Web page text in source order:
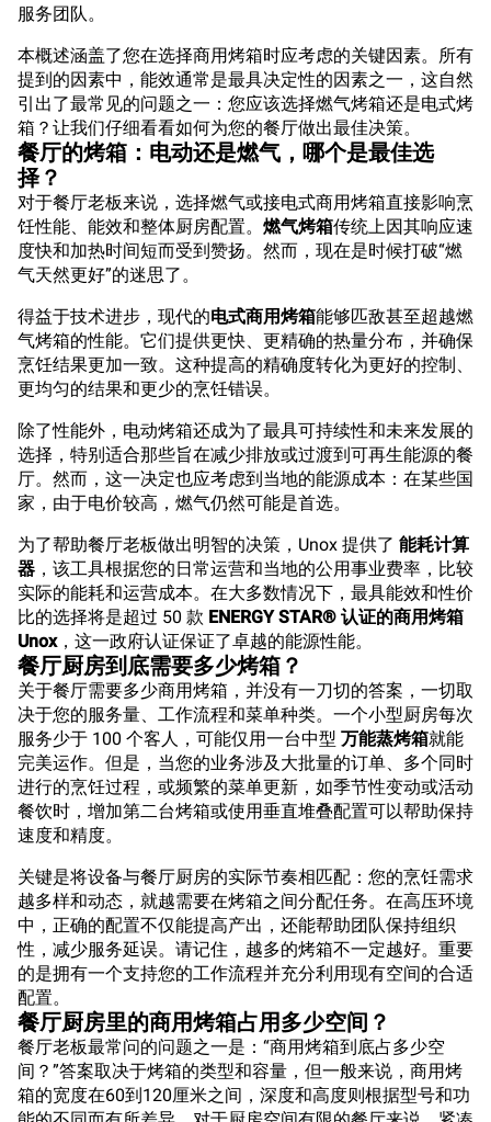
服务团队。
本概述涵盖了您在选择商用烤箱时应考虑的关键因素。所有
提到的因素中，能效通常是最具决定性的因素之一，这自然
引出了最常见的问题之一：您应该选择燃气烤箱还是电式烤
箱？让我们仔细看看如何为您的餐厅做出最佳决策。
餐厅的烤箱：电动还是燃气，哪个是最佳选
择？
对于餐厅老板来说，选择燃气或接电式商用烤箱直接影响烹
饪性能、能效和整体厨房配置。 燃气烤箱传统上因其响应速
度快和加热时间短而受到赞扬。然而，现在是时候打破“燃
气天然更好”的迷思了。
得益于技术进步，现代的电式商用烤箱能够匹敌甚至超越燃
气烤箱的性能。它们提供更快、更精确的热量分布，并确保
烹饪结果更加一致。这种提高的精确度转化为更好的控制、
更均匀的结果和更少的烹饪错误。
除了性能外，电动烤箱还成为了最具可持续性和未来发展的
选择，特别适合那些旨在减少排放或过渡到可再生能源的餐
厅。然而，这一决定也应考虑到当地的能源成本：在某些国
家，由于电价较高，燃气仍然可能是首选。
为了帮助餐厅老板做出明智的决策，Unox 提供了 能耗计算
器 ，该工具根据您的日常运营和当地的公用事业费率，比较
实际的能耗和运营成本。在大多数情况下，最具能效和性价
比的选择将是超过 50 款 ENERGY STAR® 认证的商用烤箱
Unox，这一政府认证保证了卓越的能源性能。
餐厅厨房到底需要多少烤箱？
关于餐厅需要多少商用烤箱，并没有一刀切的答案，一切取
决于您的服务量、工作流程和菜单种类。一个小型厨房每次
服务少于 100 个客人，可能仅用一台中型 万能蒸烤箱就能
完美运作。但是，当您的业务涉及大批量的订单、多个同时
进行的烹饪过程，或频繁的菜单更新，如季节性变动或活动
餐饮时，增加第二台烤箱或使用垂直堆叠配置可以帮助保持
速度和精度。
关键是将设备与餐厅厨房的实际节奏相匹配：您的烹饪需求
越多样和动态，就越需要在烤箱之间分配任务。在高压环境
中，正确的配置不仅能提高产出，还能帮助团队保持组织
性，减少服务延误。请记住，越多的烤箱不一定越好。重要
的是拥有一个支持您的工作流程并充分利用现有空间的合适
配置。
餐厅厨房里的商用烤箱占用多少空间？
餐厅老板最常问的问题之一是：“商用烤箱到底占多少空
间？”答案取决于烤箱的类型和容量，但一般来说，商用烤
箱的宽度在60到120厘米之间，深度和高度则根据型号和功